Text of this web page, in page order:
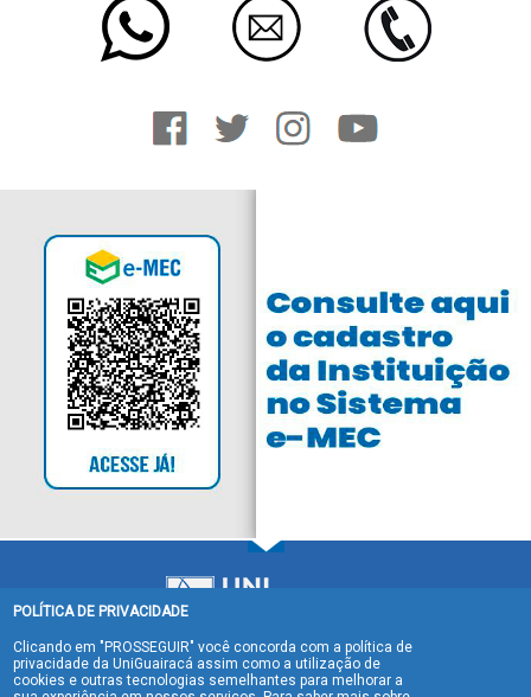
POLÍTICA DE PRIVACIDADE
Clicando em "PROSSEGUIR" você concorda com a política de
privacidade da UniGuairacá assim como a utilização de
cookies e outras tecnologias semelhantes para melhorar a